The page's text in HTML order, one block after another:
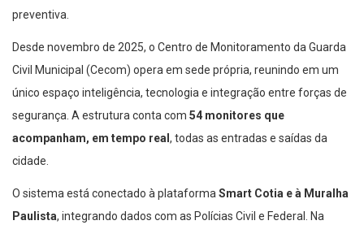
preventiva.
Desde novembro de 2025, o Centro de Monitoramento da Guarda
Civil Municipal (Cecom) opera em sede própria, reunindo em um
único espaço inteligência, tecnologia e integração entre forças de
segurança. A estrutura conta com 54 monitores que
acompanham, em tempo real , todas as entradas e saídas da
cidade.
O sistema está conectado à plataformaSmart Cotia e à Muralha
Paulista, integrando dados com as Polícias Civil e Federal. Na